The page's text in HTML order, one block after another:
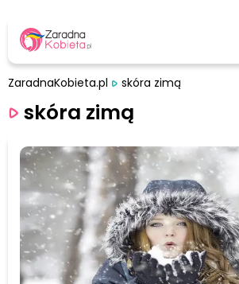
ZaradnaKobieta.pl skóra zimą
skóra zimą